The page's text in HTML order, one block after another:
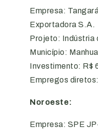
Empresa:
Exportadora S.A.
Projeto: Indústria
Município:
Investimento: R$
Empregos
Noroeste:
Empresa: SPE